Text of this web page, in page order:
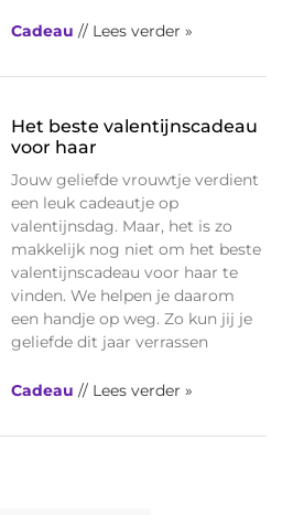
Cadeau // Lees verder »
Het beste valentijnscadeau
voor haar
Jouw geliefde vrouwtje verdient
een leuk cadeautje op
valentijnsdag. Maar, het is zo
makkelijk nog niet om het beste
valentijnscadeau voor haar te
vinden. We helpen je daarom
een handje op weg. Zo kun jij je
geliefde dit jaar verrassen
Cadeau // Lees verder »